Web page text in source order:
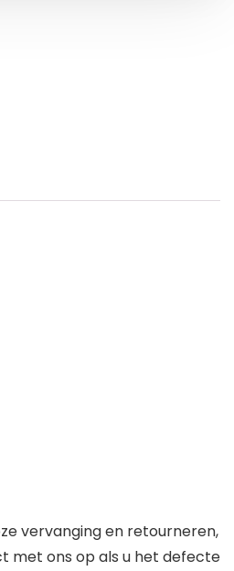
vervanging en retourneren,
met ons op als u het defecte